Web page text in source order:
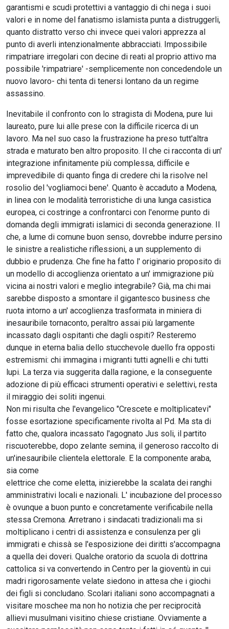
garantismi e scudi protettivi a vantaggio di chi nega i suoi
valori e in nome del fanatismo islamista punta a distruggerli,
quanto distratto verso chi invece quei valori apprezza al
punto di averli intenzionalmente abbracciati. Impossibile
rimpatriare irregolari con decine di reati al proprio attivo ma
possibile 'rimpatriare' -semplicemente non concedendole un
nuovo lavoro- chi tenta di tenersi lontano da un regime
assassino.
Inevitabile il confronto con lo stragista di Modena, pure lui
laureato, pure lui alle prese con la difficile ricerca di un
lavoro. Ma nel suo caso la frustrazione ha preso tutt'altra
strada e maturato ben altro proposito. Il che ci racconta di un'
integrazione infinitamente più complessa, difficile e
imprevedibile di quanto finga di credere chi la risolve nel
rosolio del 'vogliamoci bene'. Quanto è accaduto a Modena,
in linea con le modalità terroristiche di una lunga casistica
europea, ci costringe a confrontarci con l'enorme punto di
domanda degli immigrati islamici di seconda generazione. Il
che, a lume di comune buon senso, dovrebbe indurre persino
le sinistre a realistiche riflessioni, a un supplemento di
dubbio e prudenza. Che fine ha fatto l' originario proposito di
un modello di accoglienza orientato a un' immigrazione più
vicina ai nostri valori e meglio integrabile? Già, ma chi mai
sarebbe disposto a smontare il gigantesco business che
ruota intorno a un' accoglienza trasformata in miniera di
inesauribile tornaconto, peraltro assai più largamente
incassato dagli ospitanti che dagli ospiti? Resteremo
dunque in eterna balia dello stucchevole duello fra opposti
estremismi: chi immagina i migranti tutti agnelli e chi tutti
lupi. La terza via suggerita dalla ragione, e la conseguente
adozione di più efficaci strumenti operativi e selettivi, resta
il miraggio dei soliti ingenui.
Non mi risulta che l'evangelico "Crescete e moltiplicatevi"
fosse esortazione specificamente rivolta al Pd. Ma sta di
fatto che, qualora incassato l'agognato Jus soli, il partito
riscuoterebbe, dopo zelante semina, il generoso raccolto di
un'inesauribile clientela elettorale. E la componente araba,
sia come
elettrice che come eletta, inizierebbe la scalata dei ranghi
amministrativi locali e nazionali. L' incubazione del processo
è ovunque a buon punto e concretamente verificabile nella
stessa Cremona. Arretrano i sindacati tradizionali ma si
moltiplicano i centri di assistenza e consulenza per gli
immigrati e chissà se l'esposizione dei diritti s'accompagna
a quella dei doveri. Qualche oratorio da scuola di dottrina
cattolica si va convertendo in Centro per la gioventù in cui
madri rigorosamente velate siedono in attesa che i giochi
dei figli si concludano. Scolari italiani sono accompagnati a
visitare moschee ma non ho notizia che per reciprocità
allievi musulmani visitino chiese cristiane. Ovviamente a